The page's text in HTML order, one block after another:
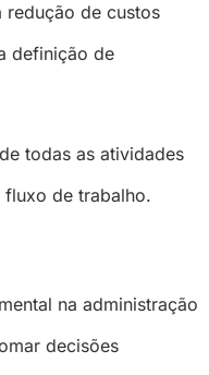
redução de custos
definição de
todas as atividades
de trabalho.
na administração
decisões